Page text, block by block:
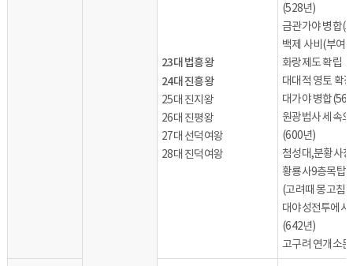
23대 법흥왕
24대 진흥왕
25대 진지왕
26대 진평왕
27대 선덕여왕
28대 진덕여왕
(528년)
금관가야 병합
백제 사비(부여)
화랑제도 확립
대대적 영토 확장
대가야 병합
원광법사 세속
(600년)
첨성대,분황사
황룡사9층목탑
(고려때 몽고침
대야성전투에서
(642년)
고구려 연개소